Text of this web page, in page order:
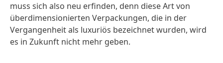
muss sich also neu erfinden, denn diese Art von
überdimensionierten Verpackungen, die in der
Vergangenheit als luxuriös bezeichnet wurden, wird
es in Zukunft nicht mehr geben.